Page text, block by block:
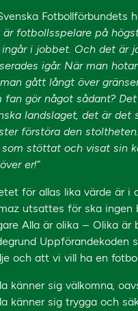
Fotbollförbundets
är fotbollsspelare på
ingår i jobbet. Och det är
igår. När man
gått långt över
fan gör något sådant?
landslaget, det är det
förstöra den
stöttat och visat sin
er!”
för allas lika värde är i
utsattes för ska ingen
Alla är olika – Olika är
Uppförandekoden
och att vi vill ha en
känner sig välkomna,
känner sig trygga och